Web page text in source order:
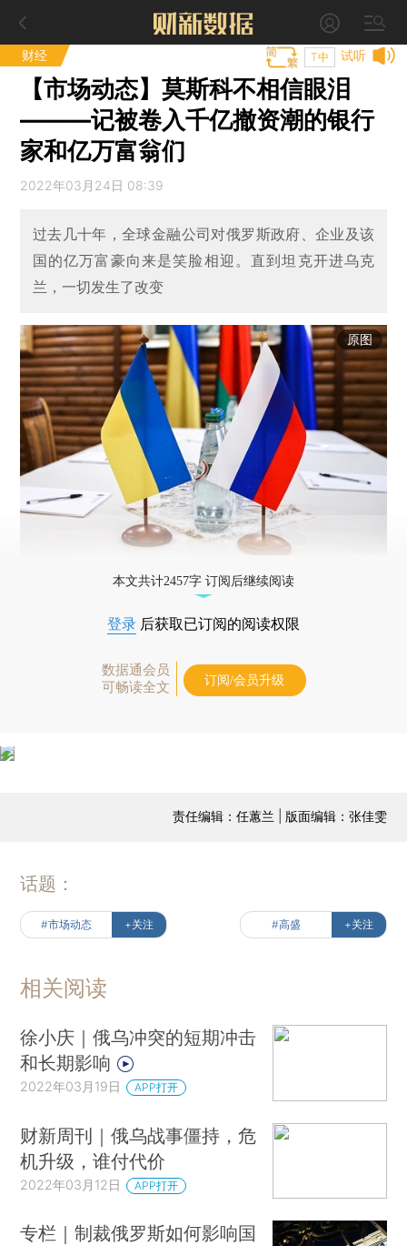
财经 试听
T中
【市场动态】莫斯科不相信眼泪
———记被卷入千亿撤资潮的银行
家和亿万富翁们
2022年03月24日 08:39
过去几十年，全球金融公司对俄罗斯政府、企业及该
国的亿万富豪向来是笑脸相迎。直到坦克开进乌克
兰，一切发生了改变
原图
本文共计2457字 订阅后继续阅读
登录 后获取已订阅的阅读权限
数据通会员
可畅读全文
订阅/会员升级
责任编辑：任蕙兰 | 版面编辑：张佳雯
话题：
#市场动态 +关注 #高盛 +关注
相关阅读
徐小庆｜俄乌冲突的短期冲击
和长期影响
2022年03月19日 APP打开
财新周刊｜俄乌战事僵持，危
机升级，谁付代价
2022年03月12日 APP打开
专栏｜制裁俄罗斯如何影响国